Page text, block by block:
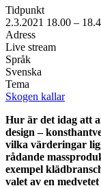
Tidpunkt
2.3.2021 18.00 –
Adress
Live stream
Språk
Svenska
Tema
Skogen kallar
Hur är det idag att
design –
vilka värderingar
rådande
exempel
valet av en